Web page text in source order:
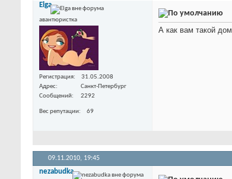
Elga
авантюристка
Регистрация
31.05.2008
Адрес
Санкт-Петербург
Сообщений
2292
Вес репутации 69
А как вам такой
09.11.2010, 19:45
nezabudka